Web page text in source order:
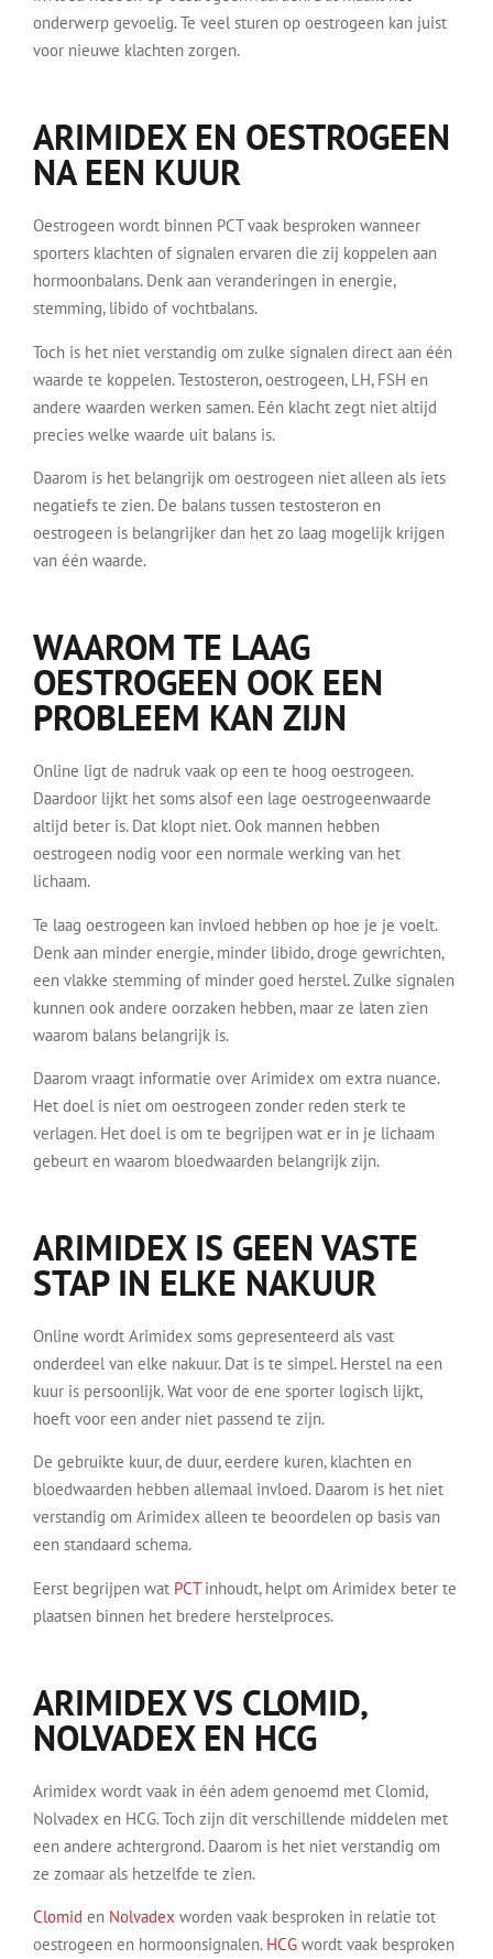
onderwerp gevoelig. Te veel sturen op oestrogeen kan juist
voor nieuwe klachten zorgen.
ARIMIDEX EN OESTROGEEN
NA EEN KUUR
Oestrogeen wordt binnen PCT vaak besproken wanneer
sporters klachten of signalen ervaren die zij koppelen aan
hormoonbalans. Denk aan veranderingen in energie,
stemming, libido of vochtbalans.
Toch is het niet verstandig om zulke signalen direct aan één
waarde te koppelen. Testosteron, oestrogeen, LH, FSH en
andere waarden werken samen. Eén klacht zegt niet altijd
precies welke waarde uit balans is.
Daarom is het belangrijk om oestrogeen niet alleen als iets
negatiefs te zien. De balans tussen testosteron en
oestrogeen is belangrijker dan het zo laag mogelijk krijgen
van één waarde.
WAAROM TE LAAG
OESTROGEEN OOK EEN
PROBLEEM KAN ZIJN
Online ligt de nadruk vaak op een te hoog oestrogeen.
Daardoor lijkt het soms alsof een lage oestrogeenwaarde
altijd beter is. Dat klopt niet. Ook mannen hebben
oestrogeen nodig voor een normale werking van het
lichaam.
Te laag oestrogeen kan invloed hebben op hoe je je voelt.
Denk aan minder energie, minder libido, droge gewrichten,
een vlakke stemming of minder goed herstel. Zulke signalen
kunnen ook andere oorzaken hebben, maar ze laten zien
waarom balans belangrijk is.
Daarom vraagt informatie over Arimidex om extra nuance.
Het doel is niet om oestrogeen zonder reden sterk te
verlagen. Het doel is om te begrijpen wat er in je lichaam
gebeurt en waarom bloedwaarden belangrijk zijn.
ARIMIDEX IS GEEN VASTE
STAP IN ELKE NAKUUR
Online wordt Arimidex soms gepresenteerd als vast
onderdeel van elke nakuur. Dat is te simpel. Herstel na een
kuur is persoonlijk. Wat voor de ene sporter logisch lijkt,
hoeft voor een ander niet passend te zijn.
De gebruikte kuur, de duur, eerdere kuren, klachten en
bloedwaarden hebben allemaal invloed. Daarom is het niet
verstandig om Arimidex alleen te beoordelen op basis van
een standaard schema.
Eerst begrijpen wat PCTinhoudt, helpt om Arimidex beter te
plaatsen binnen het bredere herstelproces.
ARIMIDEX VS CLOMID,
NOLVADEX EN HCG
Arimidex wordt vaak in één adem genoemd met Clomid,
Nolvadex en HCG. Toch zijn dit verschillende middelen met
een andere achtergrond. Daarom is het niet verstandig om
ze zomaar als hetzelfde te zien.
Clomid en Nolvadex worden vaak besproken in relatie tot
oestrogeen en hormoonsignalen. HCG wordt vaak besproken